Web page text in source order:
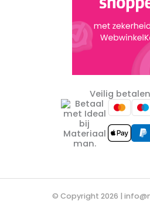
Veilig
© Copyright 2026 |